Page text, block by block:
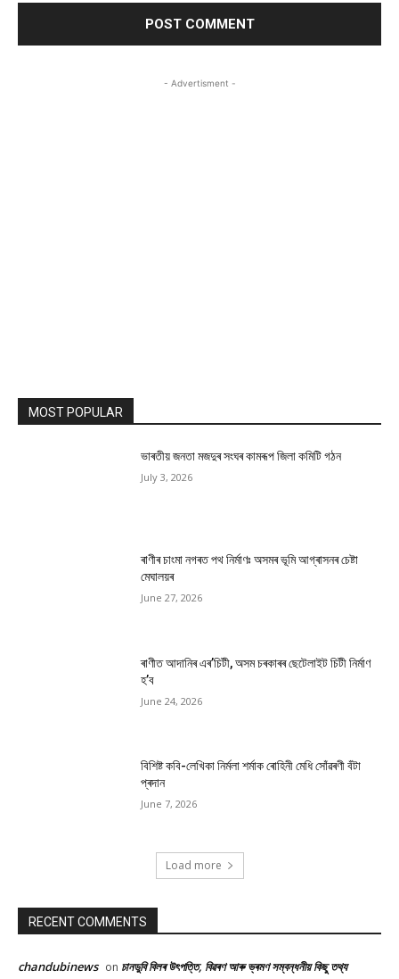
- Advertisment -
MOST POPULAR
ভাৰতীয় জনতা মজদুৰ সংঘৰ কামৰূপ জিলা কমিটি গঠন
July 3, 2026
ৰাণীৰ চাংমা নগৰত পথ নিৰ্মাণঃ অসমৰ ভূমি আগ্ৰাসনৰ চেষ্টা
মেঘালয়ৰ
June 27, 2026
ৰাণীত আদানিৰ এৰ’চিটী, অসম চৰকাৰৰ ছেটেলাইট চিটী নিৰ্মাণ
হ’ব
June 24, 2026
বিশিষ্ট কবি-লেখিকা নিৰ্মলা শৰ্মাক ৰোহিনী মেধি সোঁৱৰণী বঁটা
প্ৰদান
June 7, 2026
Load more
RECENT COMMENTS
chandubinews on চানডুবি বিলৰ উৎপত্তি, বিৱৰণ আৰু ভ্ৰমণ সম্বন্ধনীয় কিছু তথ্য